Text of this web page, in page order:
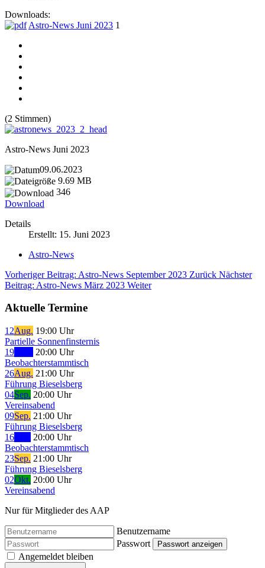
Downloads:
Astro-News Juni 2023 1
(2 Stimmen)
Astro-News Juni 2023
09.06.2023
9.69 MB
346
Download
Details
Erstellt: 15. Juni 2023
Astro-News
Vorheriger Beitrag: Astro-News September 2023 Zurück Nächster
Beitrag: Astro-News März 2023 Weiter
Aktuelle Termine
12Aug. 19:00 Uhr
Partielle Sonnenfinsternis
19
20:00 Uhr
Beobachterstammtisch
26Aug. 21:00 Uhr
Führung Bieselsberg
04Sep. 20:00 Uhr
Vereinsabend
09Sep. 21:00 Uhr
Führung Bieselsberg
16
20:00 Uhr
Beobachterstammtisch
23Sep. 21:00 Uhr
Führung Bieselsberg
02Okt. 20:00 Uhr
Vereinsabend
Nur für Mitglieder des AAP
Benutzername
Passwort
Passwort anzeigen
Angemeldet bleiben